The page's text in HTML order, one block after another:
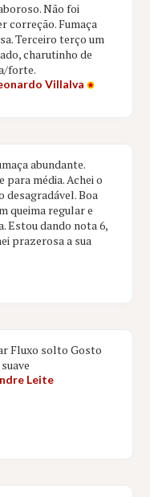
Não foi
correção. Fumaça
Terceiro terço um
charutinho de
forte.
Villalva
abundante.
para média. Achei o
desagradável. Boa
queima regular e
Estou dando nota 6,
prazerosa a sua
Fluxo solto Gosto
Leite